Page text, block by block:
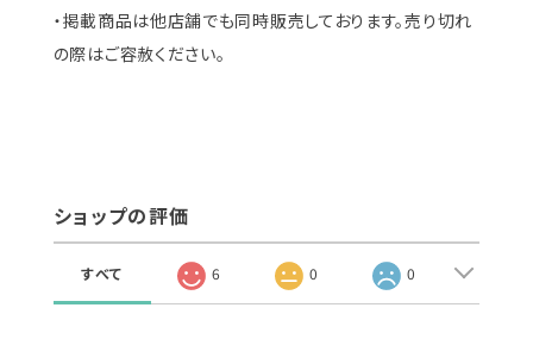
・掲載商品は他店舗でも同時販売しております。売り切れ
の際はご容赦ください。
ショップの評価
すべて 6 0 0